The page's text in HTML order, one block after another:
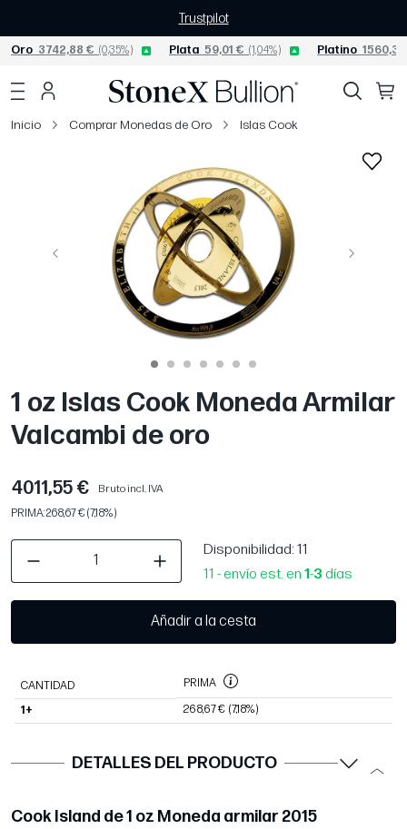
Trustpilot
Oro 3742,88 € (0,35%) Plata 59,01 € (1,04%) Platino
Inicio Comprar Monedas de Oro Islas Cook
Página anterior Siguiente
1 oz Islas Cook Moneda Armilar
Valcambi de oro
4011,55 €
Bruto incl. IVA
PRIMA: 268,67 € (7,18%)
Disponibilidad: 11
11 - envío est. en 1-3 días
Añadir a la cesta
CANTIDAD PRIMA
1+ 268,67 € (7,18%)
DETALLES DEL PRODUCTO
Cook Island de 1 oz Moneda armilar 2015